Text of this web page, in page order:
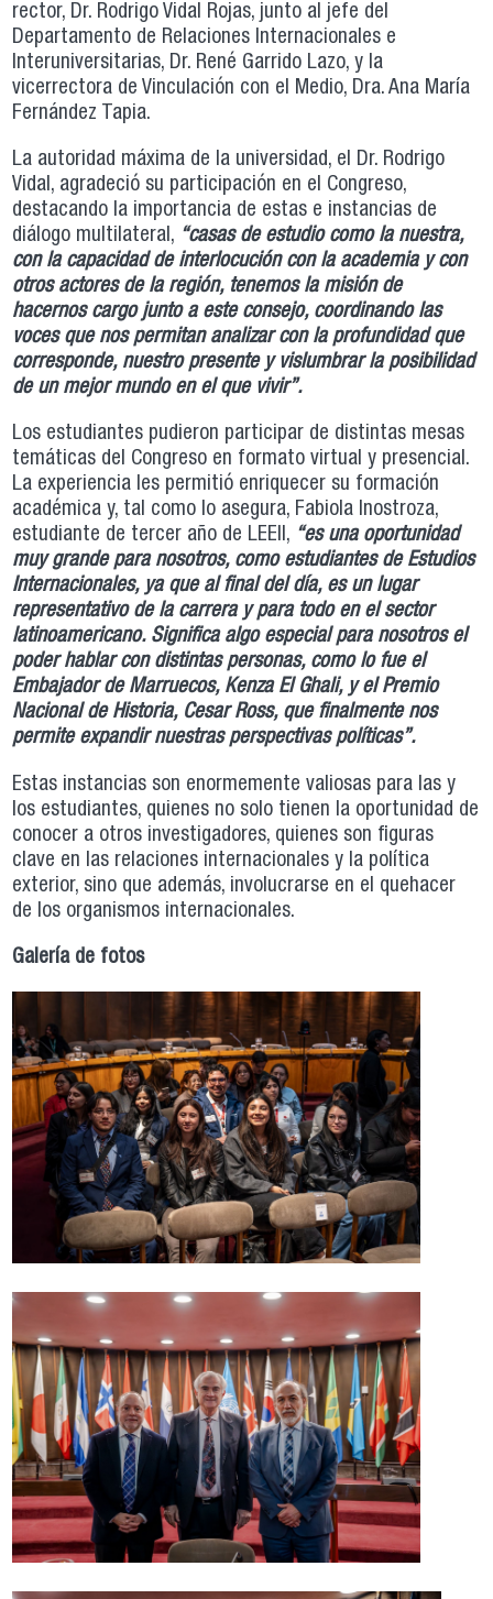
rector, Dr. Rodrigo Vidal Rojas, junto al jefe del
Departamento de Relaciones Internacionales e
Interuniversitarias, Dr. René Garrido Lazo, y la
vicerrectora de Vinculación con el Medio, Dra. Ana María
Fernández Tapia.
La autoridad máxima de la universidad, el Dr. Rodrigo
Vidal, agradeció su participación en el Congreso,
destacando la importancia de estas e instancias de
diálogo multilateral, “casas de estudio como la nuestra,
con la capacidad de interlocución con la academia y con
otros actores de la región, tenemos la misión de
hacernos cargo junto a este consejo, coordinando las
voces que nos permitan analizar con la profundidad que
corresponde, nuestro presente y vislumbrar la posibilidad
de un mejor mundo en el que vivir”.
Los estudiantes pudieron participar de distintas mesas
temáticas del Congreso en formato virtual y presencial.
La experiencia les permitió enriquecer su formación
académica y, tal como lo asegura, Fabiola Inostroza,
estudiante de tercer año de LEEII, “es una oportunidad
muy grande para nosotros, como estudiantes de Estudios
Internacionales, ya que al final del día, es un lugar
representativo de la carrera y para todo en el sector
latinoamericano. Significa algo especial para nosotros el
poder hablar con distintas personas, como lo fue el
Embajador de Marruecos, Kenza El Ghali, y el Premio
Nacional de Historia, Cesar Ross, que finalmente nos
permite expandir nuestras perspectivas políticas”.
Estas instancias son enormemente valiosas para las y
los estudiantes, quienes no solo tienen la oportunidad de
conocer a otros investigadores, quienes son figuras
clave en las relaciones internacionales y la política
exterior, sino que además, involucrarse en el quehacer
de los organismos internacionales.
Galería de fotos